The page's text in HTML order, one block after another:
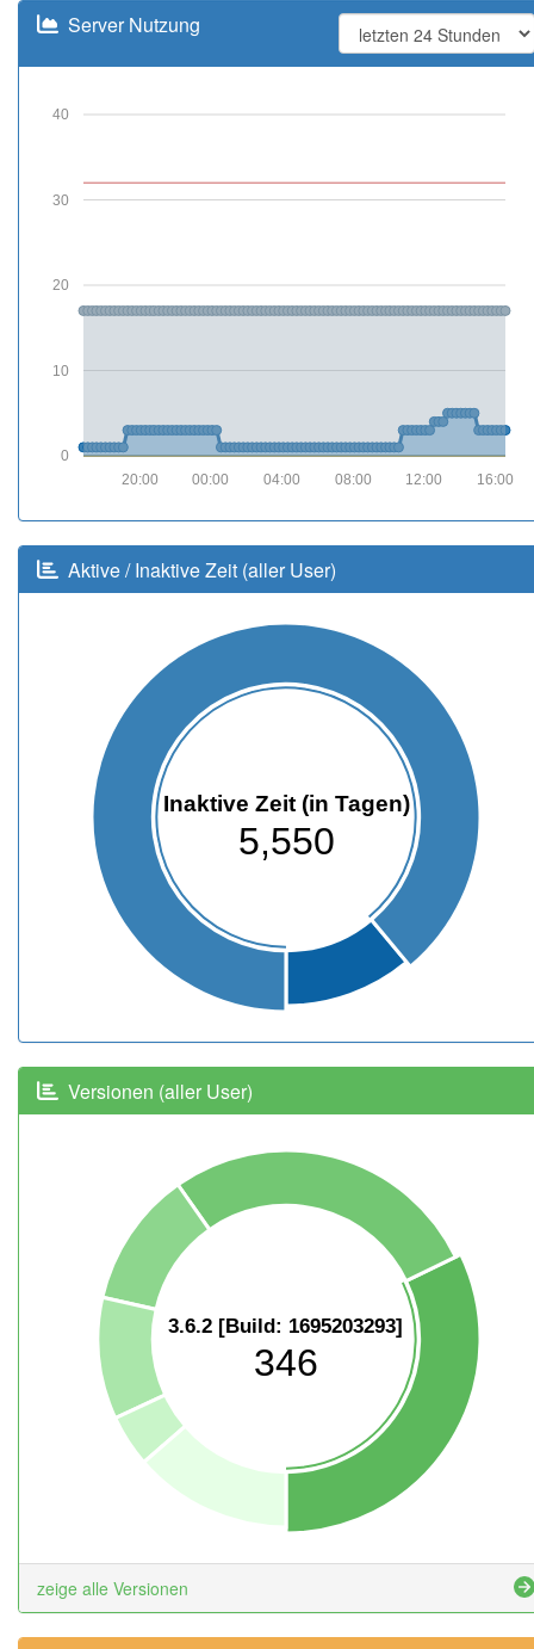
Server Nutzung
0
10
20
30
40
16:00
12:00
08:00
04:00
00:00
20:00
Aktive / Inaktive Zeit (aller User)
Inaktive Zeit (in Tagen)
5,550
Versionen (aller User)
3.6.2 [Build: 1695203293]
346
zeige alle Versionen